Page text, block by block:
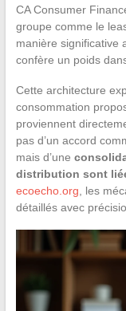
CA Consumer
groupe comme le
manière significative
confère un poids
Cette architecture
consommation
proviennent
pas d’un accord
mais d’une
distribution sont
ecoecho.org , les
détaillés avec